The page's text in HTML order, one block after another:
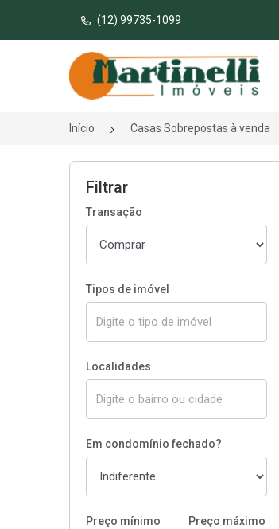
(12) 99735-1099
Página inicial
Início Casas Sobrepostas à venda
Filtrar
Transação
Tipos de imóvel
Localidades
Em condomínio fechado?
Preço mínimo Preço máximo